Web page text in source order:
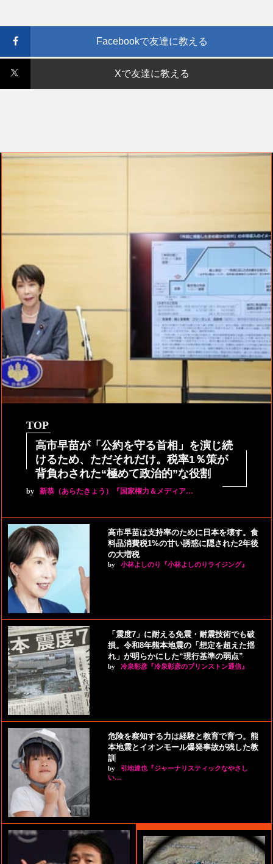
Facebookで友達に教える
Xで友達に教える
TOP
高市早苗が「公約を守る首相」を演じ続
けるため、ただそれだけ。税率1％策が
背負わされた“極めて政治的”な役割
by 新恭（あらたきょう）『国家権力＆メディア…
高市早苗は支持率のために日本を壊す。食
料品消費税1%の甘い誘惑に隠された2年後
の大増税
by 小林よしのり『小林よしのりライジング』
「震度7」に耐える免震・耐震技術でも破
損。令和8年熊本地震の「想定を超えた揺
れ」が明らかにした“現行基準の弱点”
by 冷泉彰彦『冷泉彰彦のプリンストン通信』
危険を察知する力は経験と教育で育つ。熊
本地震とイオンモール爆発事故が残した教
訓
by
引地達也『ジャーナリスティックなやさし
い…